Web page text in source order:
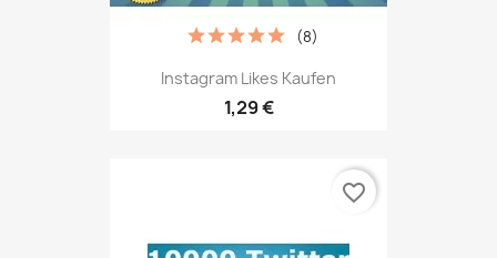
Instagram Likes Kaufen
1,29 €
(8)
favorite_border